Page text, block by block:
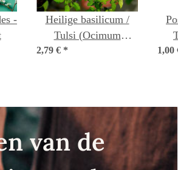
-
Heilige basilicum /
Tulsi (Ocimum
tenuiflorum syn.
2,79 € * 1,00
van de